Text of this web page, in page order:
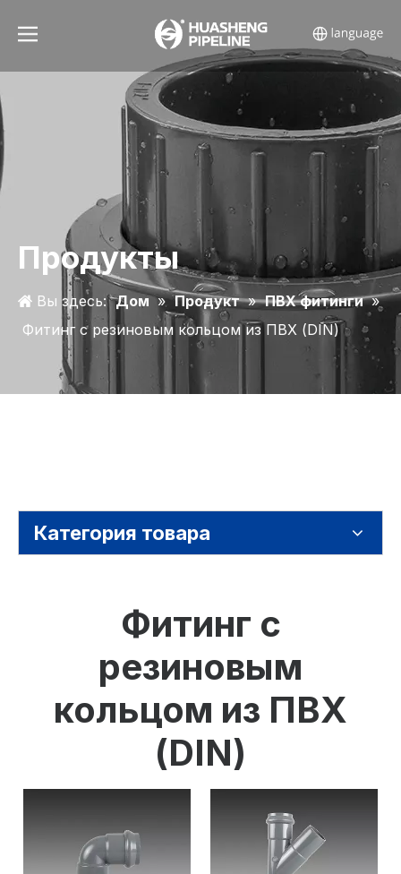
Продукты
Вы здесь: Дом » Продукт » ПВХ фитинги »
Фитинг с резиновым кольцом из ПВХ (DIN)
Категория товара
Фитинг с
резиновым
кольцом из ПВХ
(DIN)